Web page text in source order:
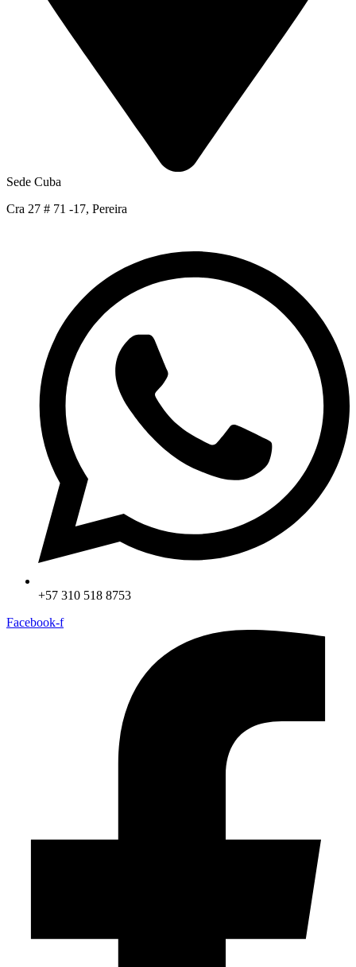
Sede Cuba
Cra 27 # 71 -17, Pereira
+57 310 518 8753
Facebook-f